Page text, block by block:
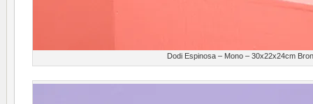
Dodi Espinosa – Mono – 30x22x24cm